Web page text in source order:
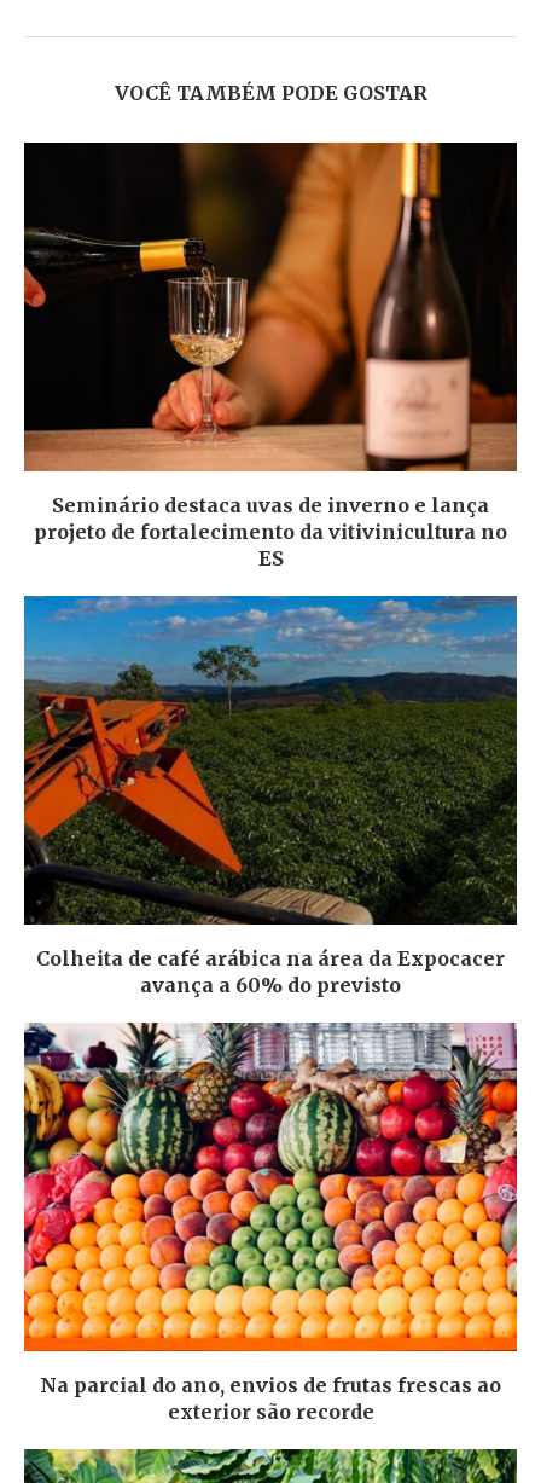
VOCÊ TAMBÉM PODE GOSTAR
Seminário destaca uvas de inverno e lança
projeto de fortalecimento da vitivinicultura no
ES
Colheita de café arábica na área da Expocacer
avança a 60% do previsto
Na parcial do ano, envios de frutas frescas ao
exterior são recorde